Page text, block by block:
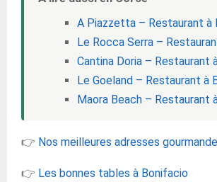
A Piazzetta – Restaurant à
Le Rocca Serra –
Cantina Doria – Restaurant
Le Goeland – Restaurant à
Maora Beach – Restaurant
👉 Nos meilleures adresses
👉 Les bonnes tables à Bonifacio